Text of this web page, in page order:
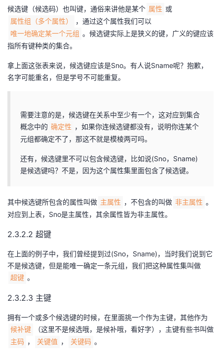
候选键（候选码）也叫键，通俗来讲他是某个 属性 或
属性组（多个属性） ，通过这个属性我们可以
唯一地确定某一个元组 。候选键实际上是狭义的键，广义的键应该
指所有键种类的集合。
拿上面这张表来说，候选键应该是Sno。有人说Sname呢？抱歉，
名字可能重名，但是学号不可能重复。
需要注意的是，候选键在关系中至少有一个，这对应到集合
概念中的 确定性 ，如果你连候选键都没有，说明你连某个
元组都确定不了，那这不就是模棱两可吗。
还有，候选键里不可以包含候选键，比如说(Sno，Sname)
是候选键吗？不是，因为这个属性集里面包含了候选键。
其中候选键所包含的属性叫做 主属性 ，不包含的叫做 非主属性 。
对应到上表，Sno是主属性，其余属性皆为非主属性。
2.3.2.2 超键
在上面的例子中，我们曾经提到过(Sno，Sname)，当时我们说到它
不是候选键，但是能唯一确定一条元组，我们把这种属性集叫做
超键 。
2.3.2.3 主键
拥有一个或多个候选键的时候，在里面挑一个作为主键，其他作为
候补键 （这里不是候选哦，是候补哦，看好字），主键有些书叫做
主码 ， 关键值 ， 关键码 。